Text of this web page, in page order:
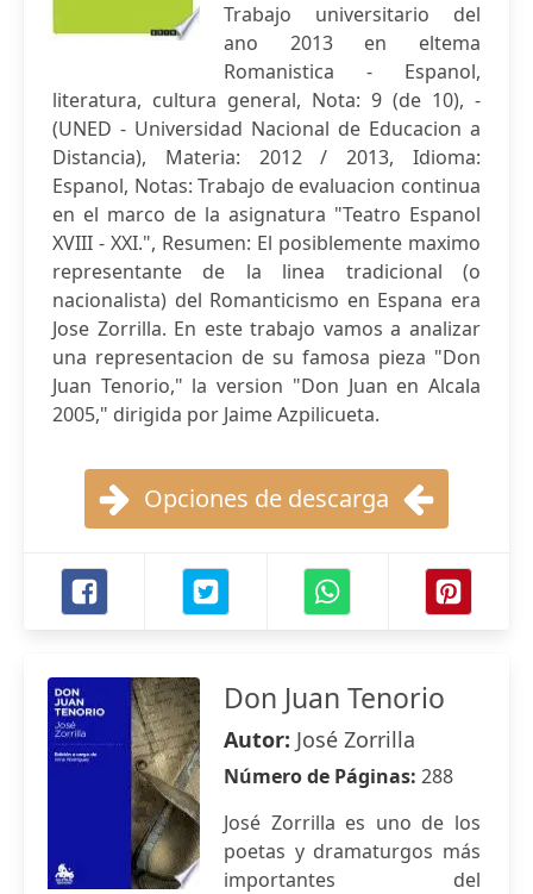
Trabajo universitario del
ano 2013 en eltema
Romanistica - Espanol,
literatura, cultura general, Nota: 9 (de 10), -
(UNED - Universidad Nacional de Educacion a
Distancia), Materia: 2012 / 2013, Idioma:
Espanol, Notas: Trabajo de evaluacion continua
en el marco de la asignatura "Teatro Espanol
XVIII - XXI.", Resumen: El posiblemente maximo
representante de la linea tradicional (o
nacionalista) del Romanticismo en Espana era
Jose Zorrilla. En este trabajo vamos a analizar
una representacion de su famosa pieza "Don
Juan Tenorio," la version "Don Juan en Alcala
2005," dirigida por Jaime Azpilicueta.
Opciones de descarga
Don Juan Tenorio
Autor: José Zorrilla
Número de Páginas: 288
José Zorrilla es uno de los
poetas y dramaturgos más
importantes del